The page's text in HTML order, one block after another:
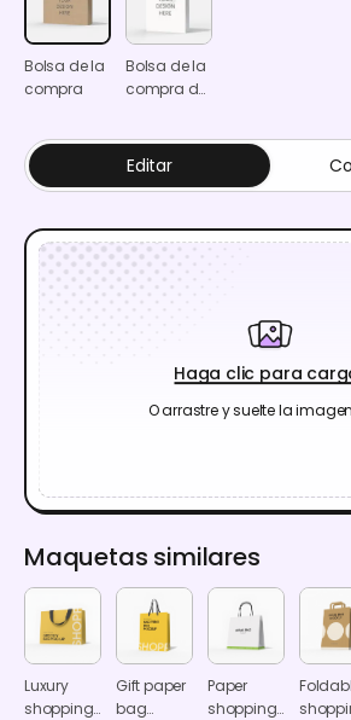
Bolsa de la
compra
Bolsa de la
compra de
Haga clic para
O arrastre y suelte la
Editar
Maquetas similares
Luxury
shopping
Gift paper
bag
Paper
shopping